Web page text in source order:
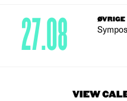
ØVRIGE
27.08
VIEW